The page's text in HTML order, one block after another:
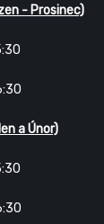
- Prosinec)
a Únor)